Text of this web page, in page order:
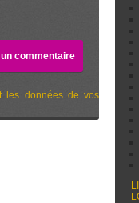
les données de vos